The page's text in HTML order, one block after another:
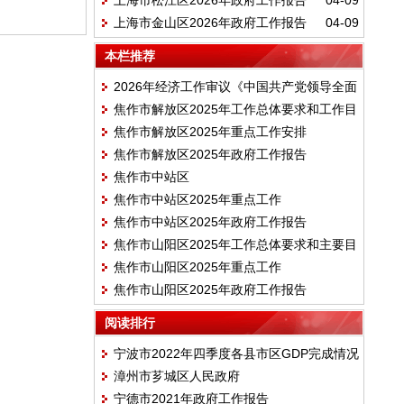
04-09
上海市金山区2026年政府工作报告
本栏推荐
2026年经济工作审议《中国共产党领导全面
依法治国工作条例》
焦作市解放区2025年工作总体要求和工作目
标
焦作市解放区2025年重点工作安排
焦作市解放区2025年政府工作报告
焦作市中站区
焦作市中站区2025年重点工作
焦作市中站区2025年政府工作报告
焦作市山阳区2025年工作总体要求和主要目
标
焦作市山阳区2025年重点工作
焦作市山阳区2025年政府工作报告
阅读排行
宁波市2022年四季度各县市区GDP完成情况
漳州市芗城区人民政府
宁德市2021年政府工作报告